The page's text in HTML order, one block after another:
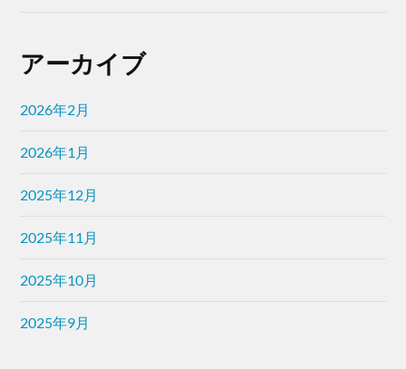
アーカイブ
2026年2月
2026年1月
2025年12月
2025年11月
2025年10月
2025年9月